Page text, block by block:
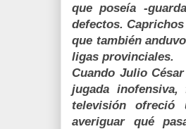
que poseía -
defectos.
que también
ligas provinciales.
Cuando Julio
jugada
televisión ofreció
averiguar qué